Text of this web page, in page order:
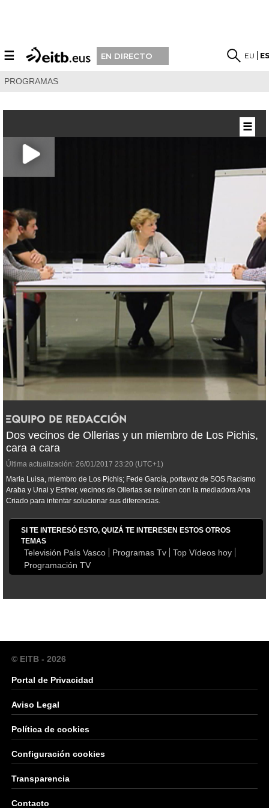
☰ EN DIRECTO EU
PROGRAMAS
Dos vecinos de Ollerias y un miembro de Los Pichis,
cara a cara
Última actualización: 26/01/2017 23:20 (UTC+1)
Maria Luisa, miembro de Los Pichis; Fede García, portavoz de SOS Racismo
Araba y Unai y Esther, vecinos de Ollerias se reúnen con la mediadora Ana
Criado para intentar solucionar sus diferencias.
SI TE INTERESÓ ESTO, QUIZÁ TE INTERESEN ESTOS OTROS
TEMAS
Televisión País Vasco Programas Tv
Top Vídeos hoy
Programación TV
☰
© EITB - 2026
Portal de Privacidad
Aviso Legal
Política de cookies
Configuración cookies
Transparencia
Contacto